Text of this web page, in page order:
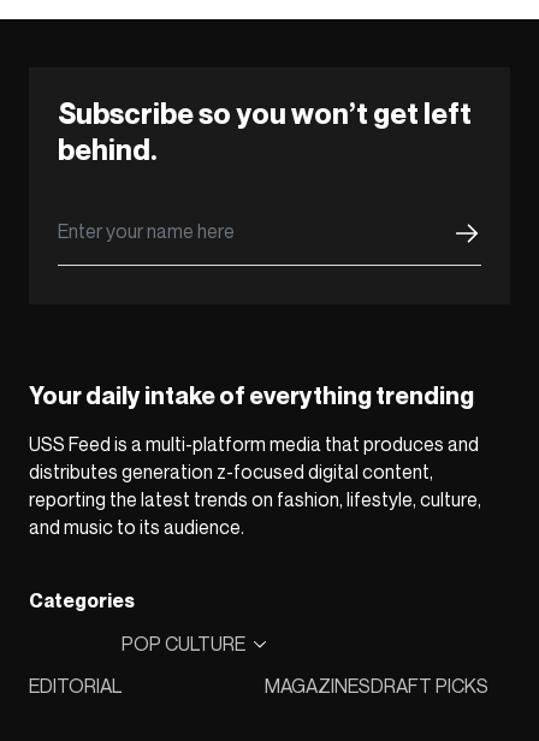
Subscribe so you won’t get left
behind.
Your daily intake of everything trending
USS Feed is a multi-platform media that produces and
distributes generation z-focused digital content,
reporting the latest trends on fashion, lifestyle, culture,
and music to its audience.
Categories
EDITORIAL
POP CULTURE
MAGAZINESDRAFT PICKS